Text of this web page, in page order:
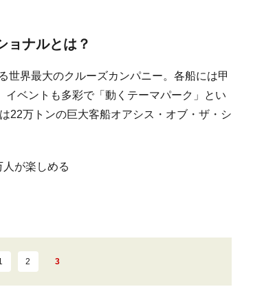
ョナルとは？
世界最大のクルーズカンパニー。各船には甲
ベントも多彩で「動くテーマパーク」とい
22万トンの巨大客船オアシス・オブ・ザ・シ
2 3